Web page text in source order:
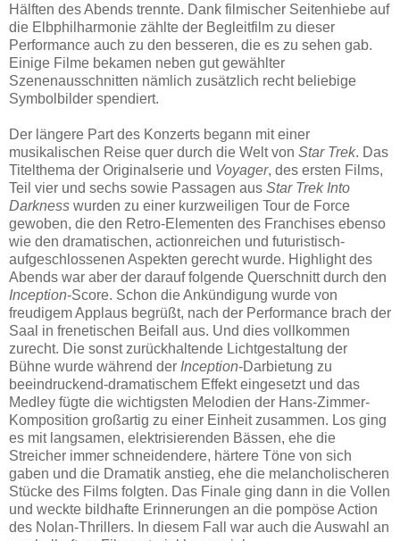
Hälften des Abends trennte. Dank filmischer Seitenhiebe auf
die Elbphilharmonie zählte der Begleitfilm zu dieser
Performance auch zu den besseren, die es zu sehen gab.
Einige Filme bekamen neben gut gewählter
Szenenausschnitten nämlich zusätzlich recht beliebige
Symbolbilder spendiert.
Der längere Part des Konzerts begann mit einer
musikalischen Reise quer durch die Welt von Star Trek. Das
Titelthema der Originalserie und Voyager, des ersten Films,
Teil vier und sechs sowie Passagen aus Star Trek Into
Darkness wurden zu einer kurzweiligen Tour de Force
gewoben, die den Retro-Elementen des Franchises ebenso
wie den dramatischen, actionreichen und futuristisch-
aufgeschlossenen Aspekten gerecht wurde. Highlight des
Abends war aber der darauf folgende Querschnitt durch den
Inception-Score. Schon die Ankündigung wurde von
freudigem Applaus begrüßt, nach der Performance brach der
Saal in frenetischen Beifall aus. Und dies vollkommen
zurecht. Die sonst zurückhaltende Lichtgestaltung der
Bühne wurde während der Inception-Darbietung zu
beeindruckend-dramatischem Effekt eingesetzt und das
Medley fügte die wichtigsten Melodien der Hans-Zimmer-
Komposition großartig zu einer Einheit zusammen. Los ging
es mit langsamen, elektrisierenden Bässen, ehe die
Streicher immer schneidendere, härtere Töne von sich
gaben und die Dramatik anstieg, ehe die melancholischeren
Stücke des Films folgten. Das Finale ging dann in die Vollen
und weckte bildhafte Erinnerungen an die pompöse Action
des Nolan-Thrillers. In diesem Fall war auch die Auswahl an